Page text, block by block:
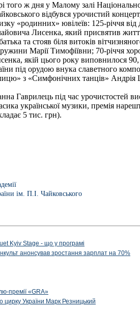
того ж дня у Малому залі
відбувся урочистий
«родинних» ювілеїв: 125-річчя
Лисенка, який присвятив
та стояв біля витоків
Марії Тимофіївни; 70-річчя
якій цього року виповнилося
під орудою внука славетного
з «Симфонічних танців» Андрія
Гаврилець під час урочистостей
української музики, премія
5 тис. грн).
ім. П.І. Чайковського
Kyiv Stage - що у програмі
анонсував зростання зарплат на 70%
премії «GRA»
цирку України Марк Резницький